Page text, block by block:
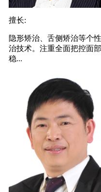
擅长:
隐形矫治、舌侧矫治等个
治技术。注重全面把控面
稳...